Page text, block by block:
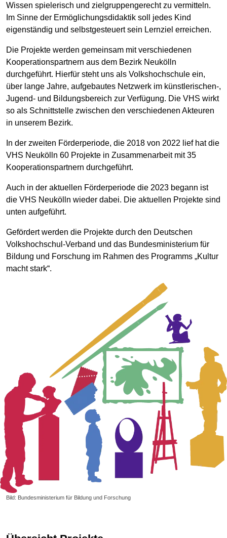
Bild: Bundesministerium für Bildung und Forschung
Wissen spielerisch und zielgruppengerecht zu vermitteln.
Im Sinne der Ermöglichungsdidaktik soll jedes Kind
eigenständig und selbstgesteuert sein Lernziel erreichen.
Die Projekte werden gemeinsam mit verschiedenen
Kooperationspartnern aus dem Bezirk Neukölln
durchgeführt. Hierfür steht uns als Volkshochschule ein,
über lange Jahre, aufgebautes Netzwerk im künstlerischen-,
Jugend- und Bildungsbereich zur Verfügung. Die VHS wirkt
so als Schnittstelle zwischen den verschiedenen Akteuren
in unserem Bezirk.
In der zweiten Förderperiode, die 2018 von 2022 lief hat die
VHS Neukölln 60 Projekte in Zusammenarbeit mit 35
Kooperationspartnern durchgeführt.
Auch in der aktuellen Förderperiode die 2023 begann ist
die VHS Neukölln wieder dabei. Die aktuellen Projekte sind
unten aufgeführt.
Gefördert werden die Projekte durch den Deutschen
Volkshochschul-Verband und das Bundesministerium für
Bildung und Forschung im Rahmen des Programms „Kultur
macht stark“.